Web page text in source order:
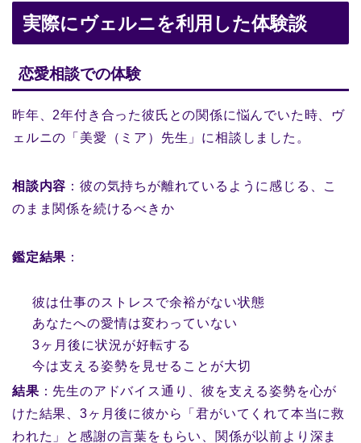
実際にヴェルニを利用した体験談
恋愛相談での体験
昨年、2年付き合った彼氏との関係に悩んでいた時、ヴ
ェルニの「美愛（ミア）先生」に相談しました。
相談内容 ：彼の気持ちが離れているように感じる、こ
のまま関係を続けるべきか
鑑定結果 ：
彼は仕事のストレスで余裕がない状態
あなたへの愛情は変わっていない
3ヶ月後に状況が好転する
今は支える姿勢を見せることが大切
結果 ：先生のアドバイス通り、彼を支える姿勢を心が
けた結果、3ヶ月後に彼から「君がいてくれて本当に救
われた」と感謝の言葉をもらい、関係が以前より深ま